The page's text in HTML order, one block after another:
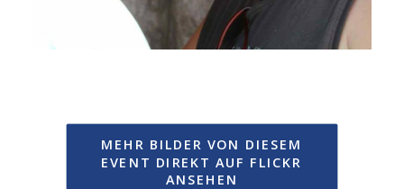
MEHR BILDER VON DIESEM
EVENT DIREKT AUF FLICKR
ANSEHEN